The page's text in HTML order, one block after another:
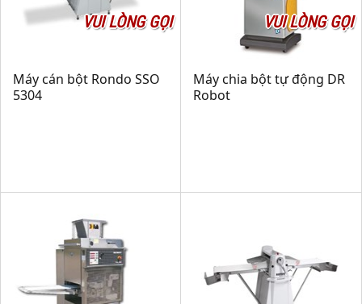
VUI LÒNG GỌI
Máy cán bột Rondo SSO
5304
VUI LÒNG GỌI
Máy chia bột tự động DR
Robot